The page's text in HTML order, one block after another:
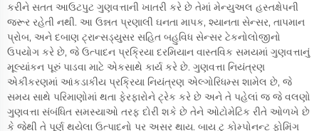
કરીને સતત આઉટપુટ ગુણવત્તાની ખાતરી કરે છે તેમાં મેન્યુઅલ હસ્તક્ષેપની
જરૂર રહેતી નથી. આ ઉન્નત પ્રણાલી ઘનતા માપક, શ્યાનતા સેન્સર, તાપમાન
પ્રોબ, અને દબાણ ટ્રાન્સડ્યુસર સહિત બહુવિધ સેન્સર ટેકનોલોજીનો
ઉપયોગ કરે છે, જે ઉત્પાદન પ્રક્રિયા દરમિયાન વાસ્તવિક સમયમાં ગુણવત્તાનું
મૂલ્યાંકન પૂરું પાડવા માટે એકસાથે કાર્ય કરે છે. ગુણવત્તા નિયંત્રણ
એકીકરણમાં આંકડાકીય પ્રક્રિયા નિયંત્રણ એલ્ગોરિધમ્સ શામેલ છે, જે
સમય સાથે પરિમાણોમાં થતા ફેરફારોને ટ્રેક કરે છે અને તે પહેલાં જ જે વલણો
ગુણવત્તા સંબંધિત સમસ્યાઓ તરફ દોરી શકે છે તેને ઓટોમેટિક રીતે ઓળખે છે
કે જેથી તે પૂર્ણ થયેલા ઉત્પાદનો પર અસર થાય. બાય ટુ કોમ્પોનન્ટ ફોમિંગ